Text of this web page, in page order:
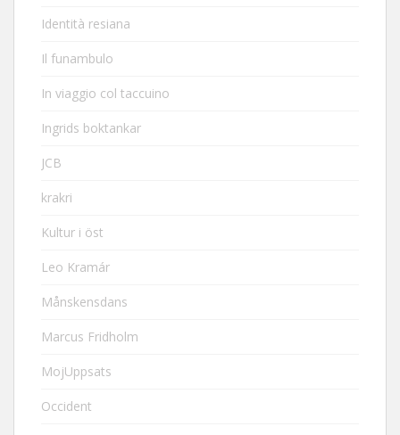
Identità resiana
Il funambulo
In viaggio col taccuino
Ingrids boktankar
JCB
krakri
Kultur i öst
Leo Kramár
Månskensdans
Marcus Fridholm
MojUppsats
Occident